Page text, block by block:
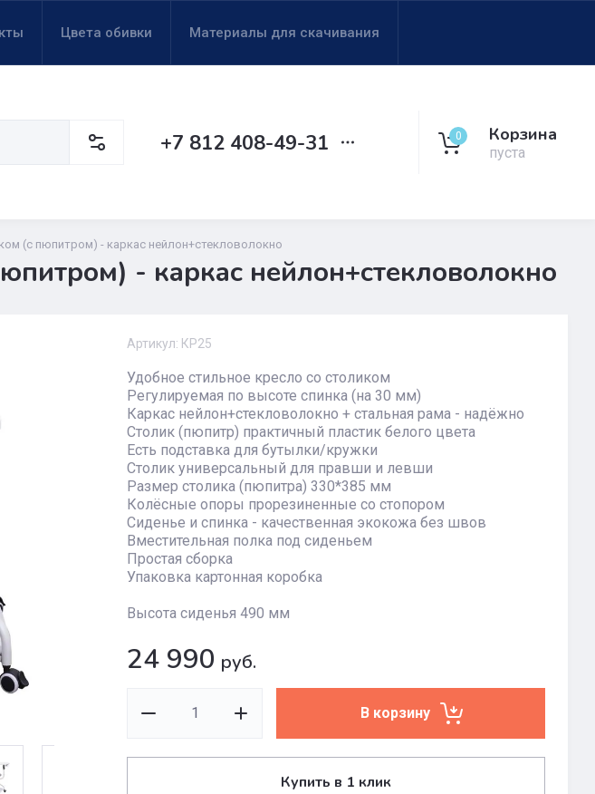
Цвета обивки Материалы для скачивания
+7 812 408-49-31 0 Корзина
пуста
(с пюпитром) - каркас нейлон+стекловолокно
- каркас нейлон+стекловолокно
Артикул: КР25
Удобное стильное кресло со столиком
Регулируемая по высоте спинка (на 30 мм)
Каркас нейлон+стекловолокно + стальная рама - надёжно
Столик (пюпитр) практичный пластик белого цвета
Есть подставка для бутылки/кружки
Столик универсальный для правши и левши
Размер столика (пюпитра) 330*385 мм
Колёсные опоры прорезиненные со стопором
Сиденье и спинка - качественная экокожа без швов
Вместительная полка под сиденьем
Простая сборка
Упаковка картонная коробка
Высота сиденья 490 мм
24 990 руб.
В корзину
Купить в 1 клик